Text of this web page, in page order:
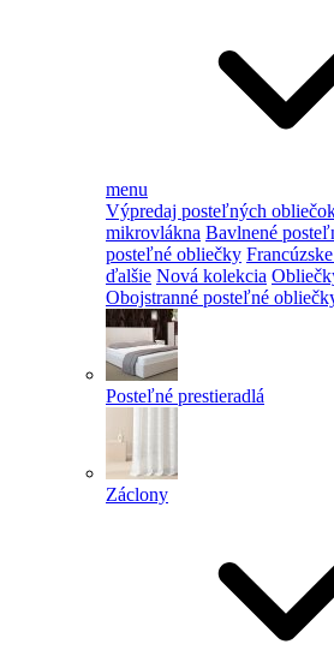
menu
Výpredaj posteľných
mikrovlákna Bavlnené
posteľné obliečky
ďalšie Nová kolekcia
Obojstranné posteľné
Posteľné prestieradlá
Záclony